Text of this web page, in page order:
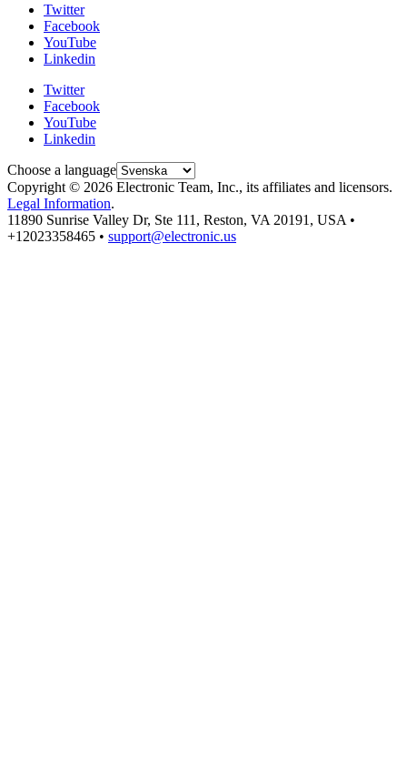
Twitter
Facebook
YouTube
Linkedin
Twitter
Facebook
YouTube
Linkedin
Choose a language
Copyright © 2026 Electronic Team, Inc., its affiliates and licensors.
Legal Information.
11890 Sunrise Valley Dr, Ste 111, Reston, VA 20191, USA •
+12023358465 • support@electronic.us